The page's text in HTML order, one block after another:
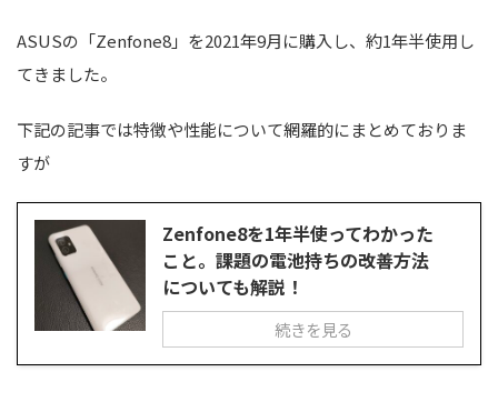
ASUSの「Zenfone8」を2021年9月に購入し、約1年半使用し
てきました。
下記の記事では特徴や性能について網羅的にまとめておりま
すが
Zenfone8を1年半使ってわかった
こと。課題の電池持ちの改善方法
についても解説！
続きを見る